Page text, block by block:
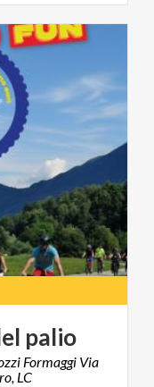
palio
Formaggi Via
LC